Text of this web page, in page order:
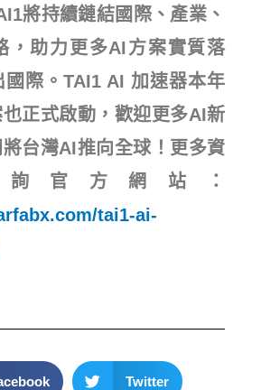
將持續鏈結國際、產業、
，助力更多AI方案實質落
際。TAI1 AI 加速器本年
正式啟動，歡迎更多AI新
台灣AI推向全球！更多資
官方網站：
tai1-ai-
Twitter